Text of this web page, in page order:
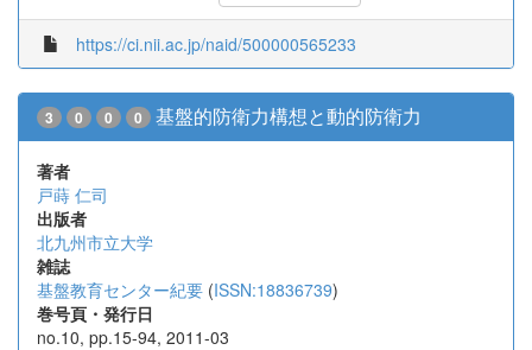
https://ci.nii.ac.jp/naid/500000565233
3 0 0 0 基盤的防衛力構想と動的防衛力
著者
戸蒔 仁司
出版者
北九州市立大学
雑誌
基盤教育センター紀要 (ISSN:18836739)
巻号頁・発行日
no.10, pp.15-94, 2011-03